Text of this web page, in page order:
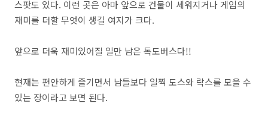
스팟도 있다. 이런 곳은 아마 앞으로 건물이 세워지거나 게임의
재미를 더할 무엇이 생길 여지가 크다.
앞으로 더욱 재미있어질 일만 남은 독도버스다!!
현재는 편안하게 즐기면서 남들보다 일찍 도스와 락스를 모을 수
있는 장이라고 보면 된다.